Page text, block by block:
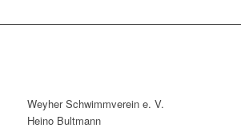
Weyher Schwimmverein e. V.
Heino Bultmann